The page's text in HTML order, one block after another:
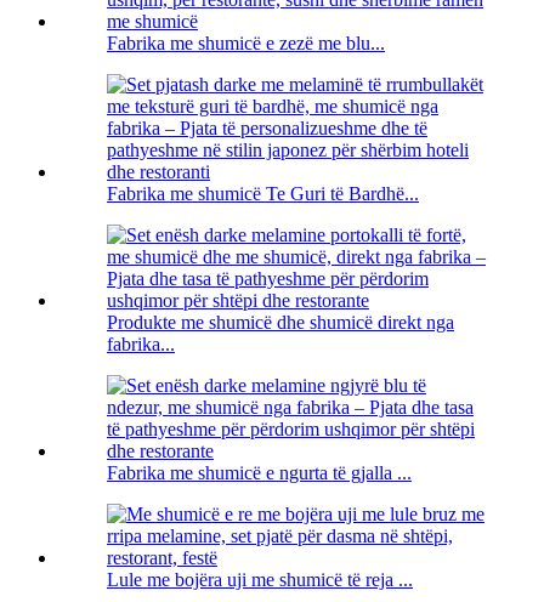
Fabrika me shumicë e zezë me blu...
Fabrika me shumicë Te Guri të Bardhë...
Produkte me shumicë dhe shumicë direkt nga
fabrika...
Fabrika me shumicë e ngurta të gjalla ...
Lule me bojëra uji me shumicë të reja ...